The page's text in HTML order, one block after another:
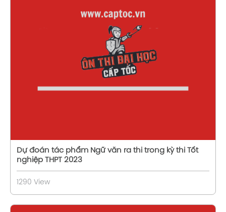
Xem chi tiết
Dự đoán tác phẩm Ngữ văn ra thi trong kỳ thi Tốt
nghiệp THPT 2023
1290 View